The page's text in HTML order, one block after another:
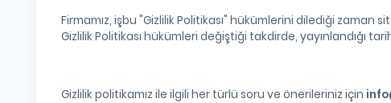
Firmamız, işbu "Gizlilik Politikası" hükümlerini dilediği
Gizlilik Politikası hükümleri değiştiği takdirde, yayınlandığı
Gizlilik politikamız ile ilgili her türlü soru ve önerileriniz için